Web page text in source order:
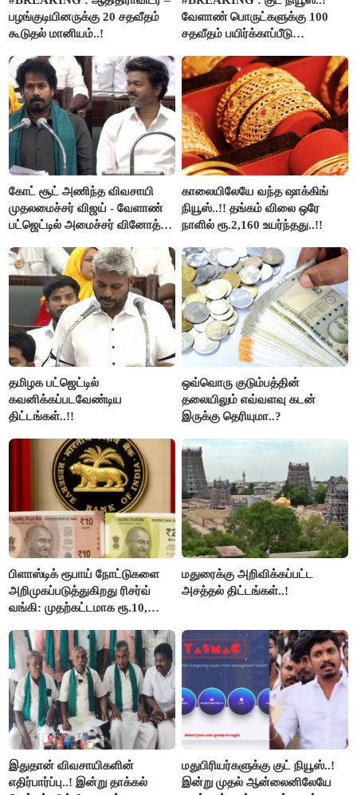
பழங்குடியினருக்கு 20 சதவீதம்
கூடுதல் மானியம்..!
வேளாண் பொருட்களுக்கு 100
சதவீதம் பயிர்க்காப்பீடு
வினோத்..!
கோட் சூட் அணிந்த விவசாயி
முதலமைச்சர் விஜய் - வேளாண்
பட்ஜெட்டில் அமைச்சர் வினோத்
காலையிலேயே வந்த ஷாக்கிங்
நியூஸ்..!! தங்கம் விலை ஒரே
நாளில் ரூ.2,160 உயர்ந்தது..!!
தமிழக பட்ஜெட்டில்
கவனிக்கப்படவேண்டிய
திட்டங்கள்..!!
ஒவ்வொரு குடும்பத்தின்
தலையிலும் எவ்வளவு கடன்
இருக்கு தெரியுமா..?
பிளாஸ்டிக் ரூபாய் நோட்டுகளை
அறிமுகப்படுத்துகிறது ரிசர்வ்
வங்கி: முதற்கட்டமாக ரூ.10,
மதுரைக்கு அறிவிக்கப்பட்ட
அசத்தல் திட்டங்கள்..!
இதுதான் விவசாயிகளின்
எதிர்பார்ப்பு..! இன்று தாக்கல்
மதுபிரியர்களுக்கு குட் நியூஸ்..!
இன்று முதல் ஆன்லைனிலேயே